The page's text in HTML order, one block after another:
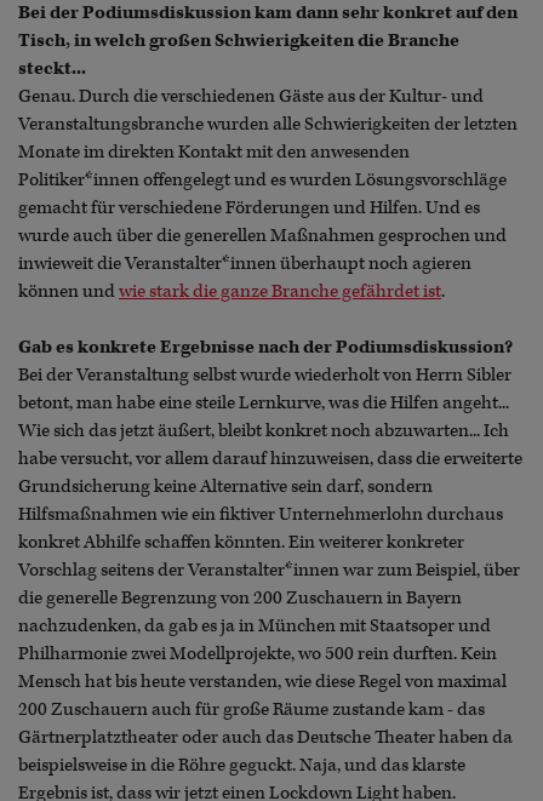
Bei der Podiumsdiskussion kam dann sehr konkret auf den
Tisch, in welch großen Schwierigkeiten die Branche
steckt...
Genau. Durch die verschiedenen Gäste aus der Kultur- und
Veranstaltungsbranche wurden alle Schwierigkeiten der letzten
Monate im direkten Kontakt mit den anwesenden
Politiker*innen offengelegt und es wurden Lösungsvorschläge
gemacht für verschiedene Förderungen und Hilfen. Und es
wurde auch über die generellen Maßnahmen gesprochen und
inwieweit die Veranstalter*innen überhaupt noch agieren
können undwie stark die ganze Branche gefährdet ist.
Gab es konkrete Ergebnisse nach der Podiumsdiskussion?
Bei der Veranstaltung selbst wurde wiederholt von Herrn Sibler
betont, man habe eine steile Lernkurve, was die Hilfen angeht...
Wie sich das jetzt äußert, bleibt konkret noch abzuwarten... Ich
habe versucht, vor allem darauf hinzuweisen, dass die erweiterte
Grundsicherung keine Alternative sein darf, sondern
Hilfsmaßnahmen wie ein fiktiver Unternehmerlohn durchaus
konkret Abhilfe schaffen könnten. Ein weiterer konkreter
Vorschlag seitens der Veranstalter*innen war zum Beispiel, über
die generelle Begrenzung von 200 Zuschauern in Bayern
nachzudenken, da gab es ja in München mit Staatsoper und
Philharmonie zwei Modellprojekte, wo 500 rein durften. Kein
Mensch hat bis heute verstanden, wie diese Regel von maximal
200 Zuschauern auch für große Räume zustande kam - das
Gärtnerplatztheater oder auch das Deutsche Theater haben da
beispielsweise in die Röhre geguckt. Naja, und das klarste
Ergebnis ist, dass wir jetzt einen Lockdown Light haben.